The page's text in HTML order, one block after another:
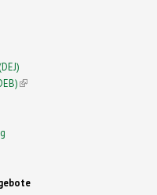
(link is external)